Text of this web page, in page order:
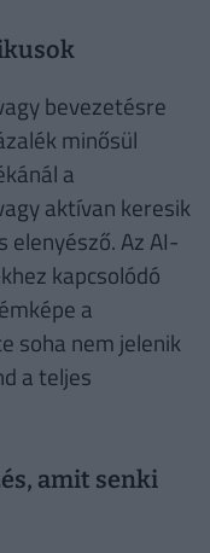
bevezetésre
minősül
a
aktívan keresik
elenyésző. Az AI-
kapcsolódó
a
soha nem jelenik
a teljes
amit senki